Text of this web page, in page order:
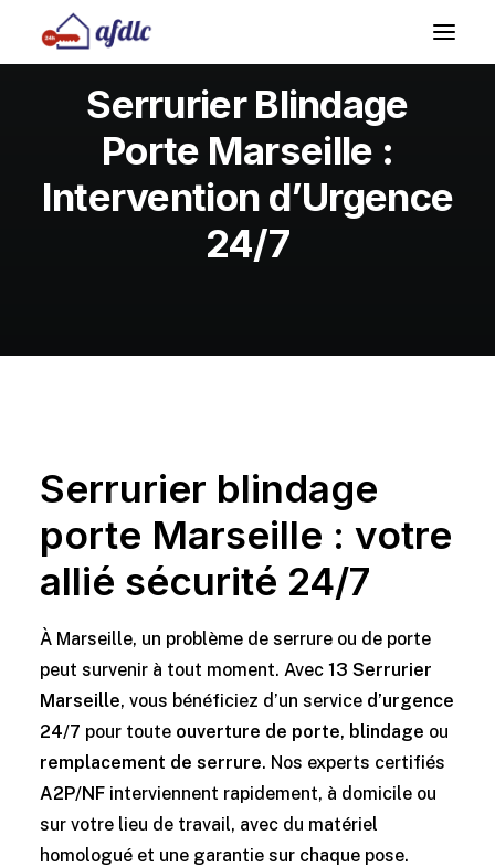
Demandez Un Devis
04 69 00 15 69
Serrurier Blindage
Porte Marseille :
Intervention d’Urgence
24/7
Serrurier blindage
porte Marseille : votre
allié sécurité 24/7
À Marseille, un problème de serrure ou de porte
peut survenir à tout moment. Avec 13 Serrurier
Marseille, vous bénéficiez d’un service d’urgence
24/7 pour toute ouverture de porte, blindage ou
remplacement de serrure. Nos experts certifiés
A2P/NF interviennent rapidement, à domicile ou
sur votre lieu de travail, avec du matériel
homologué et une garantie sur chaque pose.